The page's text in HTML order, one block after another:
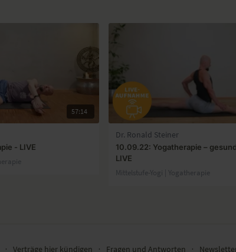
57:14
- LIVE
Dr. Ronald Steiner
10.09.22: Yogatherapie –
LIVE
Mittelstufe-Yogi | Yogatherapie
∙ Verträge hier kündigen ∙ Fragen und Antworten ∙